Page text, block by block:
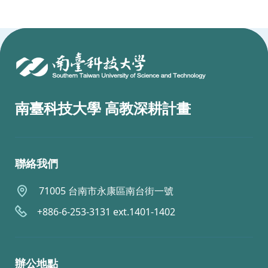
南臺科技大學 高教深耕計畫
聯絡我們
71005 台南市永康區南台街一號
+886-6-253-3131 ext.1401-1402
辦公地點